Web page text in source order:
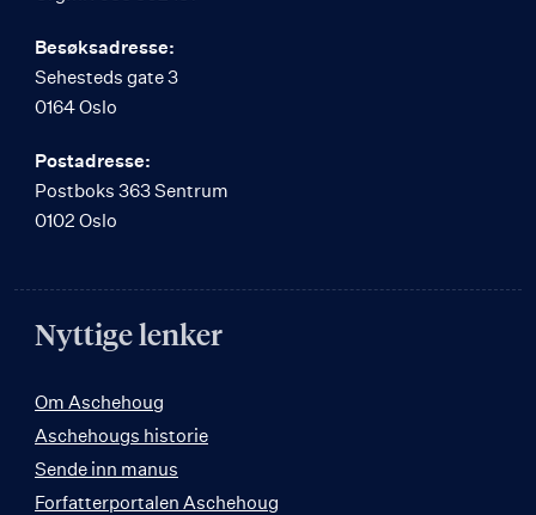
Besøksadresse:
Sehesteds gate 3
0164 Oslo
Postadresse:
Postboks 363 Sentrum
0102 Oslo
Nyttige lenker
Om Aschehoug
Aschehougs historie
Sende inn manus
Forfatterportalen Aschehoug